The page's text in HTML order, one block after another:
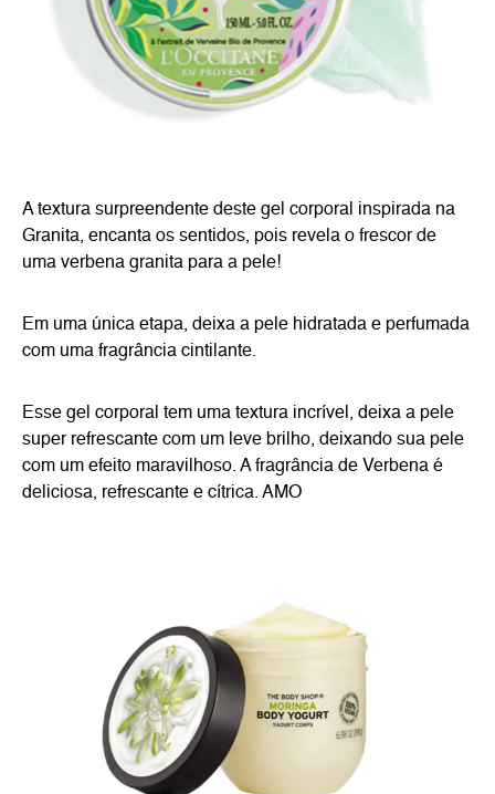
A textura surpreendente deste gel corporal inspirada na
Granita, encanta os sentidos, pois revela o frescor de
uma verbena granita para a pele!
Em uma única etapa, deixa a pele hidratada e perfumada
com uma fragrância cintilante.
Esse gel corporal tem uma textura incrível, deixa a pele
super refrescante com um leve brilho, deixando sua pele
com um efeito maravilhoso. A fragrância de Verbena é
deliciosa, refrescante e cítrica. AMO